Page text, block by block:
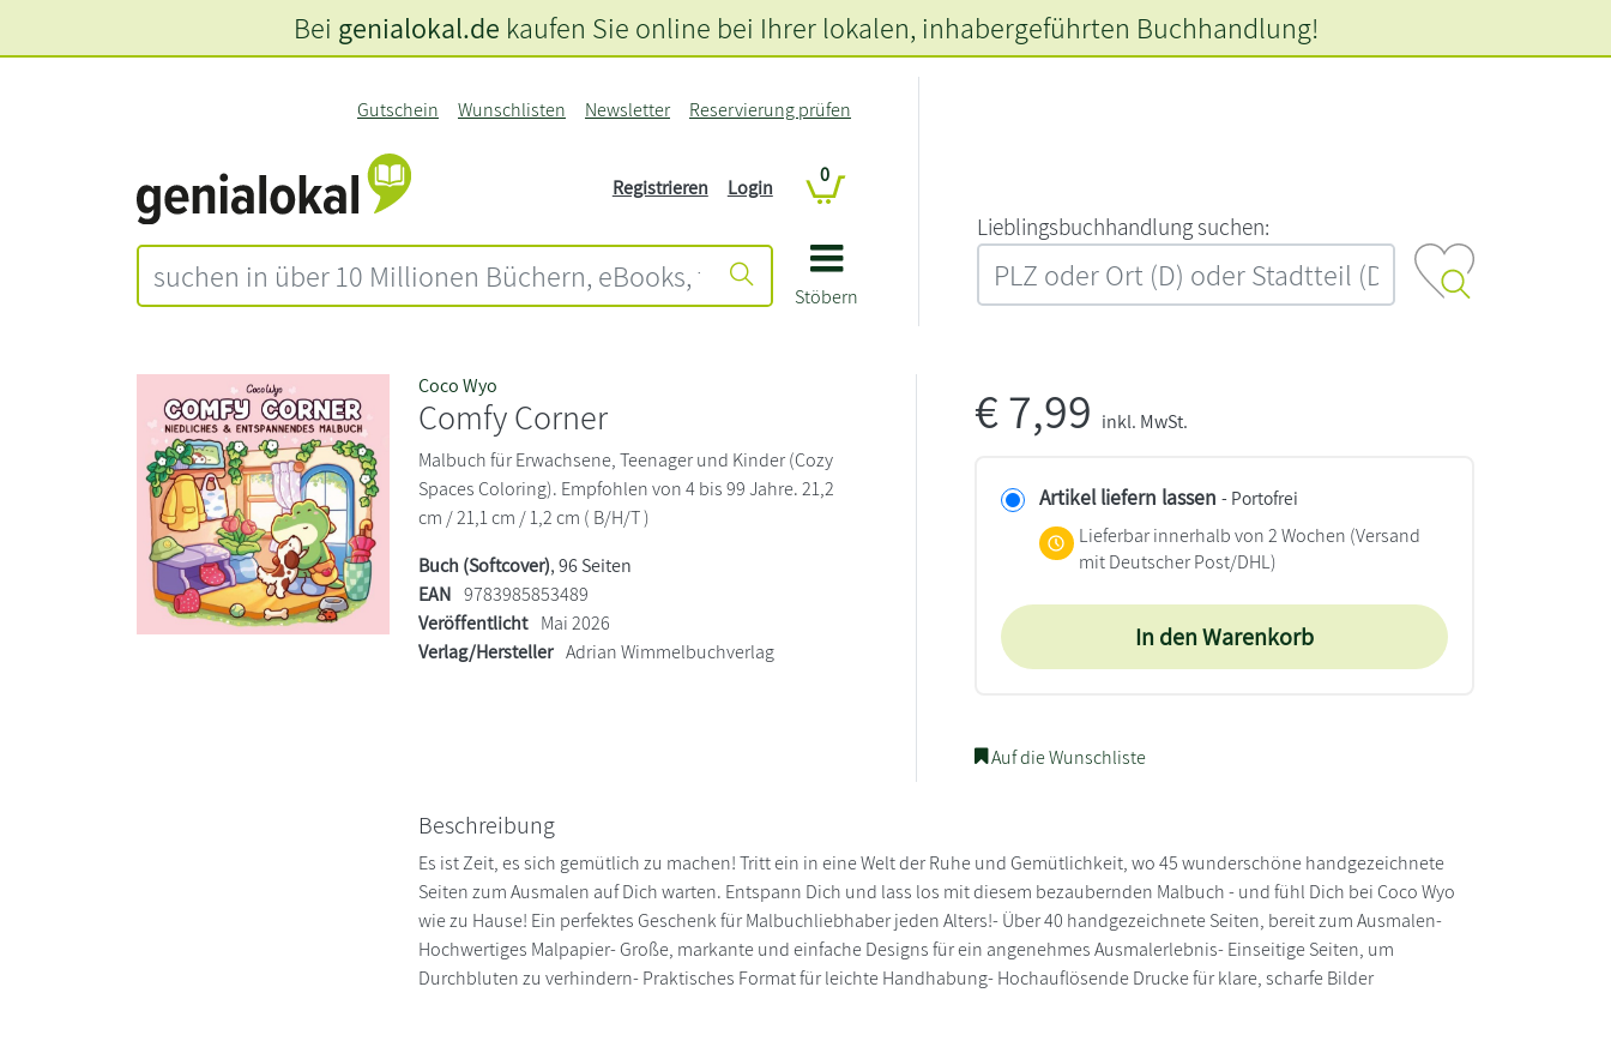
Stöbern
Gutschein Wunschlisten Newsletter Reservierung prüfen
Registrieren Login
0
L‍i‍e‍b‍l‍i‍n‍g‍s‍b‍u‍c‍h‍h‍a‍n‍d‍l‍u‍n‍g‍ ‍s‍u‍c‍h‍e‍n‍:‍
Bei genialokal.de kaufen Sie online bei Ihrer lokalen, inhabergeführten Buchhandlung!
Coco Wyo
Comfy Corner
Malbuch für Erwachsene, Teenager und Kinder (Cozy
Spaces Coloring). Empfohlen von 4 bis 99 Jahre. 21,2
cm / 21,1 cm / 1,2 cm ( B/H/T )
Buch (Softcover), 96 Seiten
EAN 9783985853489
Veröffentlicht Mai 2026
Verlag/Hersteller Adrian Wimmelbuchverlag
€7,99 inkl. MwSt.
Artikel liefern lassen - Portofrei
Lieferbar innerhalb von 2 Wochen (Versand
mit Deutscher Post/DHL)
In den Warenkorb
Auf die Wunschliste
Beschreibung
Es ist Zeit, es sich gemütlich zu machen! Tritt ein in eine Welt der Ruhe und Gemütlichkeit, wo 45 wunderschöne handgezeichnete
Seiten zum Ausmalen auf Dich warten. Entspann Dich und lass los mit diesem bezaubernden Malbuch - und fühl Dich bei Coco Wyo
wie zu Hause! Ein perfektes Geschenk für Malbuchliebhaber jeden Alters!- Über 40 handgezeichnete Seiten, bereit zum Ausmalen-
Hochwertiges Malpapier- Große, markante und einfache Designs für ein angenehmes Ausmalerlebnis- Einseitige Seiten, um
Durchbluten zu verhindern- Praktisches Format für leichte Handhabung- Hochauflösende Drucke für klare, scharfe Bilder